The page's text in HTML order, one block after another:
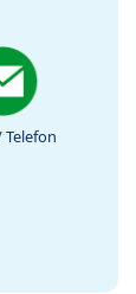
Telefon